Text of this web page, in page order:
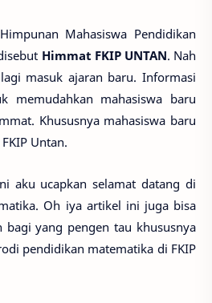
Mahasiswa Pendidikan
Himmat FKIP UNTAN. Nah
masuk ajaran baru. Informasi
memudahkan mahasiswa baru
Khususnya mahasiswa baru
Untan.
aku ucapkan selamat datang di
Oh iya artikel ini juga bisa
yang pengen tau khususnya
pendidikan matematika di FKIP